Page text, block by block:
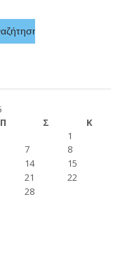
Π Σ
Κ
1
7 8
14 15
21
22
28